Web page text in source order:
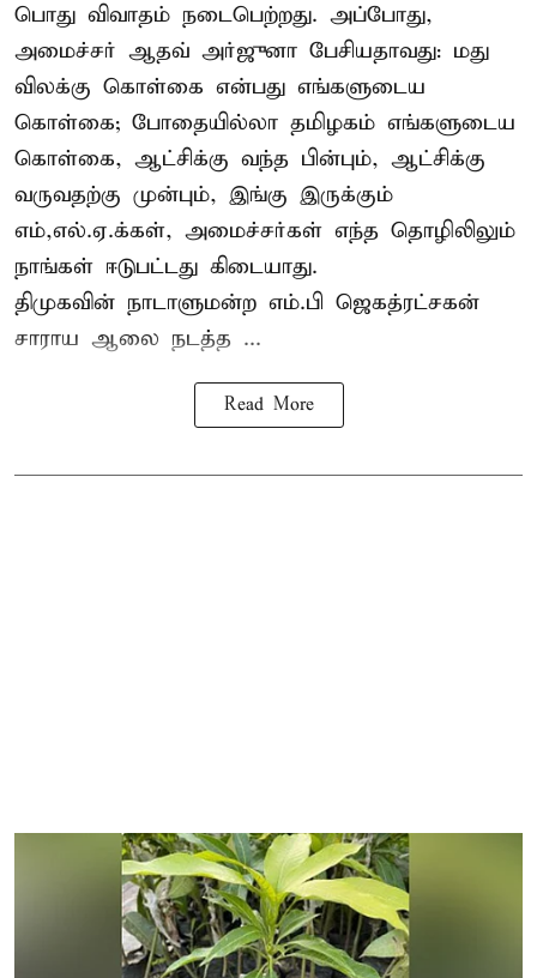
பொது விவாதம் நடைபெற்றது. அப்போது,
அமைச்சர் ஆதவ் அர்ஜுனா பேசியதாவது: மது
விலக்கு கொள்கை என்பது எங்களுடைய
கொள்கை; போதையில்லா தமிழகம் எங்களுடைய
கொள்கை, ஆட்சிக்கு வந்த பின்பும், ஆட்சிக்கு
வருவதற்கு முன்பும், இங்கு இருக்கும்
எம்,எல்.ஏ.க்கள், அமைச்சர்கள் எந்த தொழிலிலும்
நாங்கள் ஈடுபட்டது கிடையாது.
திமுகவின் நாடாளுமன்ற எம்.பி ஜெகத்ரட்சகன்
சாராய ஆலை நடத்த ...
Read More